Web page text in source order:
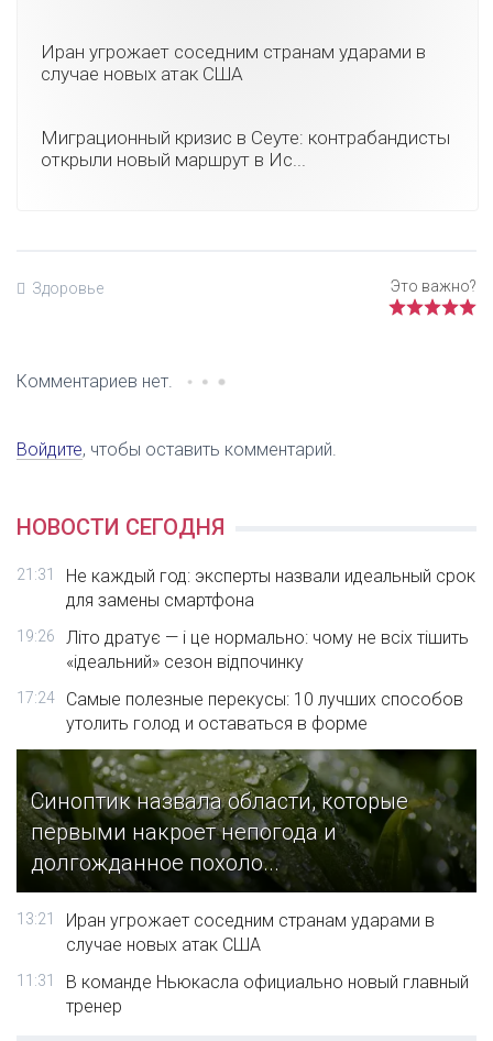
Иран угрожает соседним странам ударами в
случае новых атак США
Миграционный кризис в Сеуте: контрабандисты
открыли новый маршрут в Ис...
Здоровье
Комментариев нет.
Войдите, чтобы оставить комментарий.
НОВОСТИ СЕГОДНЯ
21:31
Не каждый год: эксперты назвали идеальный срок
для замены смартфона
19:26
Літо дратує — і це нормально: чому не всіх тішить
«ідеальний» сезон відпочинку
17:24
Самые полезные перекусы: 10 лучших способов
утолить голод и оставаться в форме
Синоптик назвала области, которые
первыми накроет непогода и
долгожданное похоло...
13:21
Иран угрожает соседним странам ударами в
случае новых атак США
11:31
В команде Ньюкасла официально новый главный
тренер